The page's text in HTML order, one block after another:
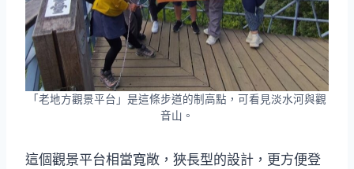
「老地方觀景平台」是這條步道的制高點，可看見淡水河與觀
音山。
這個觀景平台相當寬敞，狹長型的設計，更方便登